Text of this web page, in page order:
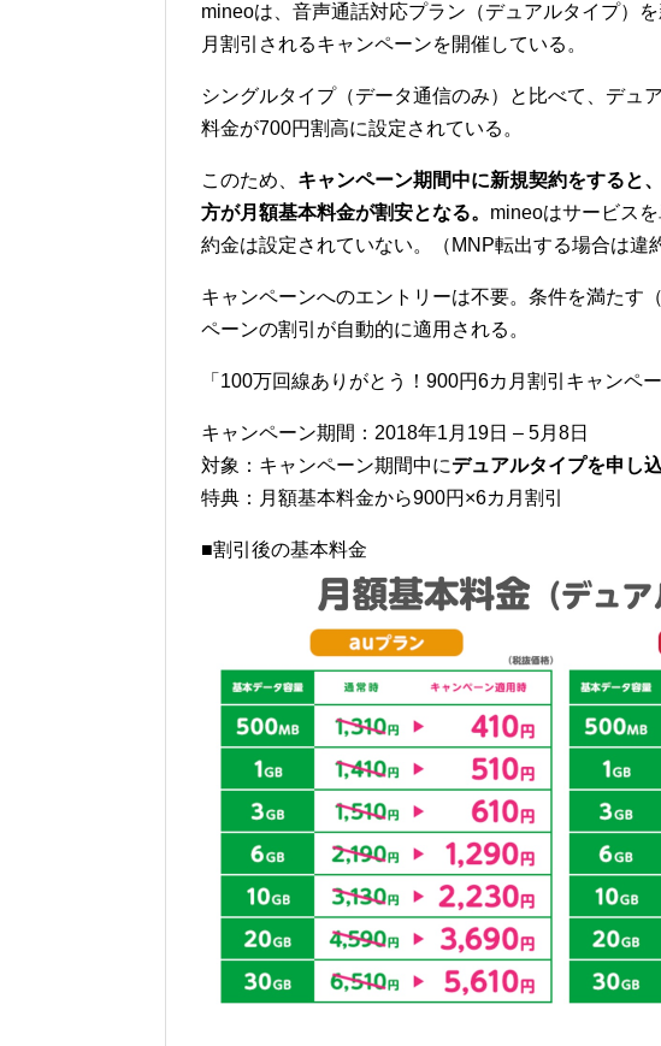
mineoは、音声通話対応プラン（デュアルタイプ）
月割引されるキャンペーンを開催している。
シングルタイプ（データ通信のみ）と比べて、デュ
料金が700円割高に設定されている。
このため、 キャンペーン期間中に新規契約をすると
方が月額基本料金が割安となる。 mineoはサービス
約金は設定されていない。（MNP転出する場合は違
キャンペーンへのエントリーは不要。条件を満たす
ペーンの割引が自動的に適用される。
「100万回線ありがとう！900円6カ月割引キャンペ
キャンペーン期間：2018年1月19日 – 5月8日
対象：キャンペーン期間中にデュアルタイプを申し
特典：月額基本料金から900円×6カ月割引
■割引後の基本料金